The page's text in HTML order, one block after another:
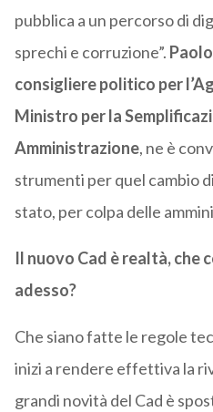
pubblica a un percorso di
sprechi e corruzione”.
consigliere politico per
Ministro per la
Amministrazione, ne è
strumenti per quel cambio
stato, per colpa delle
Il nuovo Cad è realtà, che
adesso?
Che siano fatte le regole
inizi a rendere effettiva la
grandi novità del Cad è